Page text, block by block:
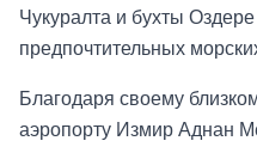
Чукуралта и бухты
предпочтительных
Благодаря своему
аэропорту Измир Аднан